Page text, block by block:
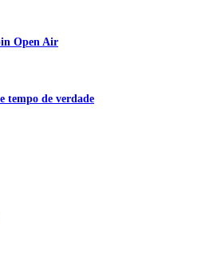
Open Air
tempo de verdade